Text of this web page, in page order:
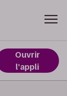
Ouvrir
l'appli